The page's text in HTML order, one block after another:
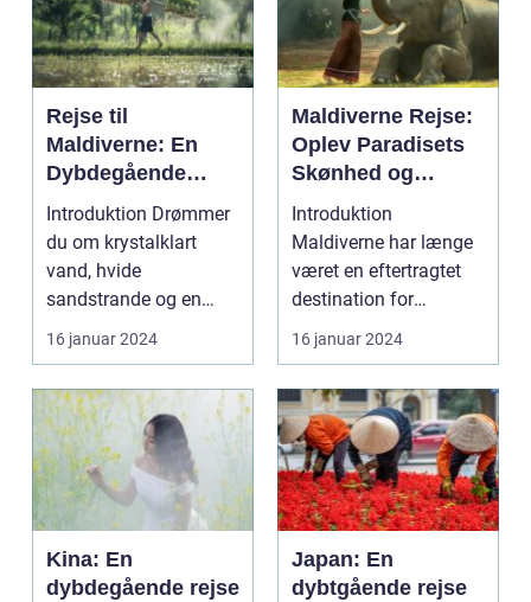
Rejse til
Maldiverne: En
Dybdegående
Oplevelse af
Paradis
Introduktion Drømmer
du om krystalklart
vand, hvide
sandstrande og en
afslappende
atmosfære? Så er e...
16 januar 2024
Maldiverne Rejse:
Oplev Paradisets
Skønhed og
Historie
Introduktion
Maldiverne har længe
været en eftertragtet
destination for
rejsende, der søger en
oase...
16 januar 2024
Kina: En
dybdegående rejse
Japan: En
dybtgående rejse